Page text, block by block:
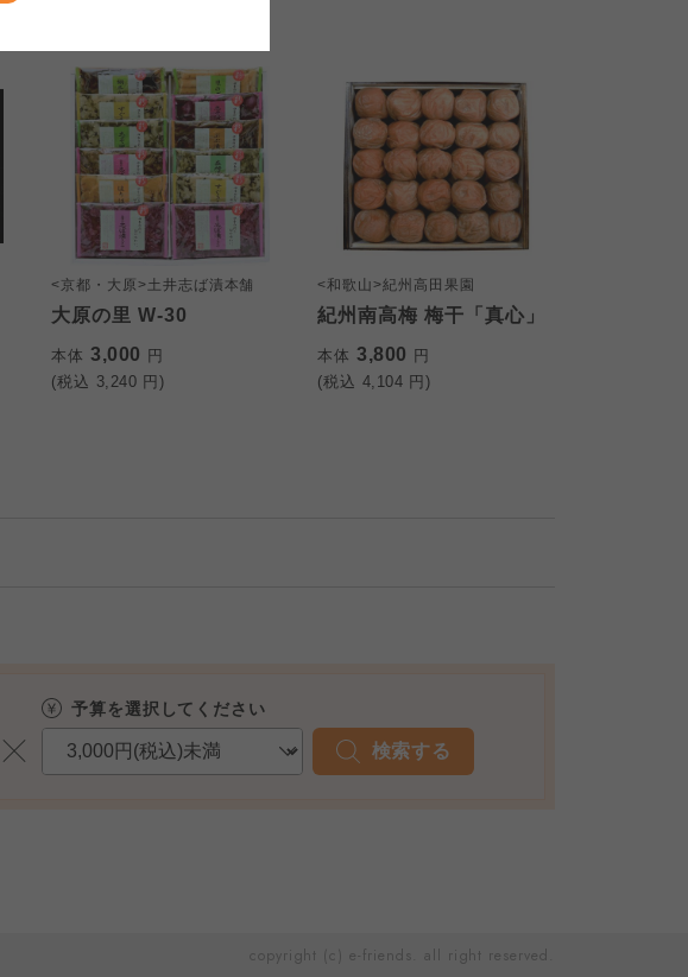
<京都・大原>土井志ば漬本舗
大原の里 W-30
本体 3,000 円
(税込 3,240 円)
<和歌山>紀州高田果園
紀州南高梅 梅干「真心」
本体 3,800 円
(税込 4,104 円)
予算を選択してください
検索する
copyright (c) e-friends. all right reserved.
やま市民生協
かやま市民生協